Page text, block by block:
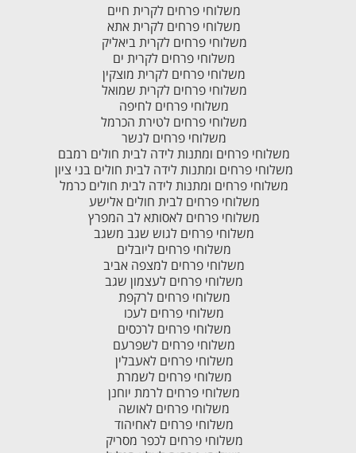
משלוחי פרחים לקרית חיים
משלוחי פרחים לקרית אתא
משלוחי פרחים לקרית ביאליק
משלוחי פרחים לקרית ים
משלוחי פרחים לקרית מוצקין
משלוחי פרחים לקרית שמואל
משלוחי פרחים לחיפה
משלוחי פרחים לטירת הכרמל
משלוחי פרחים לנשר
משלוחי פרחים ומתנות לידה לבית חולים רמבם
משלוחי פרחים ומתנות לידה לבית חולים בני ציון
משלוחי פרחים ומתנות לידה לבית חולים כרמל
משלוחי פרחים לבית חולים אלישע
משלוחי פרחים לאסותא לב המפרץ
משלוחי פרחים לגוש שגב משגב
משלוחי פרחים ליובלים
משלוחי פרחים למצפה אביב
משלוחי פרחים לעצמון שגב
משלוחי פרחים לרקפת
משלוחי פרחים לעכו
משלוחי פרחים לרכסים
משלוחי פרחים לשפרעם
משלוחי פרחים לאעבלין
משלוחי פרחים לשמרת
משלוחי פרחים לרמת יוחנן
משלוחי פרחים לאושה
משלוחי פרחים לאחיהוד
משלוחי פרחים לכפר מסריק